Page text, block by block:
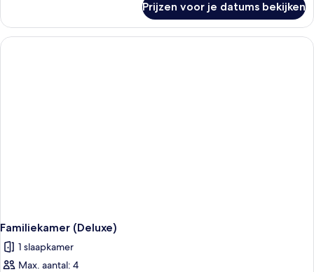
Twin
kamer
(Skyline)
Prijzen voor je datums bekijken
Familiekamer (Deluxe)
1 slaapkamer
Max. aantal: 4